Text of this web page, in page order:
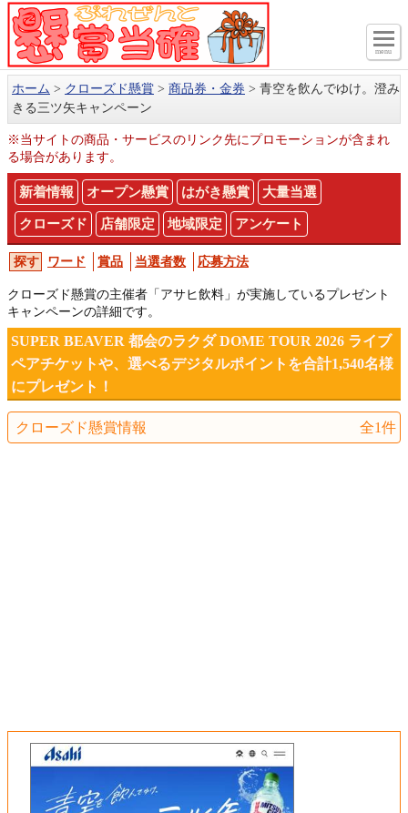
menu
ホーム クローズド懸賞 商品券・金券
青空を飲んでゆけ。澄み
きる三ツ矢キャンペーン
※当サイトの商品・サービスのリンク先にプロモーションが含まれ
る場合があります。
新着情報 オープン懸賞 はがき懸賞 大量当選
クローズド 店舗限定 地域限定 アンケート
ワード 賞品 当選者数 応募方法
クローズド懸賞の主催者「アサヒ飲料」が実施しているプレゼント
キャンペーンの詳細です。
SUPER BEAVER 都会のラクダ DOME TOUR 2026 ライブ
ペアチケットや、選べるデジタルポイントを合計1,540名様
にプレゼント！
クローズド懸賞情報 全1件